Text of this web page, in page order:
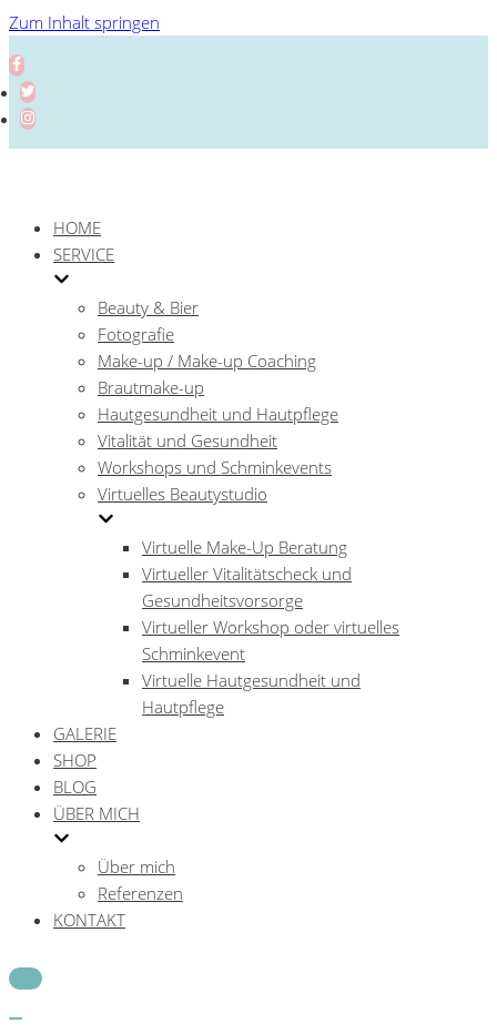
Zum Inhalt springen
HOME
SERVICE
Beauty & Bier
Fotografie
Make-up / Make-up Coaching
Brautmake-up
Hautgesundheit und Hautpflege
Vitalität und Gesundheit
Workshops und Schminkevents
Virtuelles Beautystudio
Virtuelle Make-Up Beratung
Virtueller Vitalitätscheck und
Gesundheitsvorsorge
Virtueller Workshop oder virtuelles
Schminkevent
Virtuelle Hautgesundheit und
Hautpflege
GALERIE
SHOP
BLOG
ÜBER MICH
Über mich
Referenzen
KONTAKT
Navigations-